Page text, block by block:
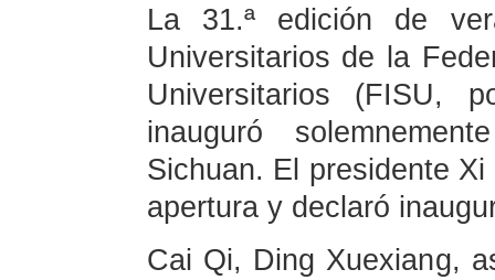
La 31.ª edición de
Universitarios de la
Universitarios (FISU,
inauguró
Sichuan. El presidente
apertura y declaró
Cai Qi, Ding Xuexiang,